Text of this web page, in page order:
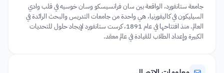
جامعة ستانفورد، الواقعة بين سان فرانسيسكو وسان خوسيه في قلب وادي
السيليكون في كاليفورنيا، هي واحدة من جامعات التدريس والبحث الرائدة في
العالم. منذ افتتاحها في عام 1891، كرست ستانفورد لإيجاد حلول للتحديات
الكبيرة وإعداد الطلاب للقيادة في عالم معقد.